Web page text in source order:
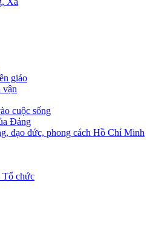
giáo
vận
cuộc sống
Đảng
đạo đức, phong cách Hồ Chí Minh
Tổ chức